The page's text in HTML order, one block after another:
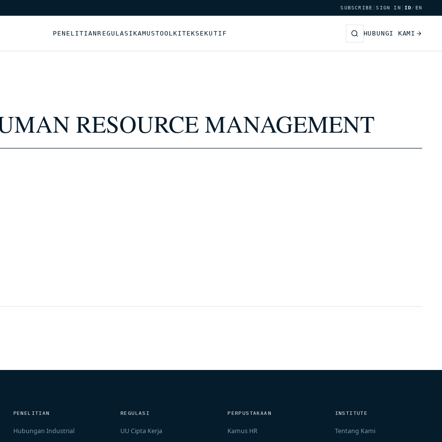
SUBSCRIBE |SIGN IN ID/ EN
PENELITIANREGULASIKAMUSTOOLKITEKSEKUTIF HUBUNGI KAMI
RESOURCE MANAGEMENT
PENELITIAN
Hubungan Industrial
REGULASI
UU Cipta Kerja
PERPUSTAKAAN
Kamus HR
INSTITUTE
Tentang Kami